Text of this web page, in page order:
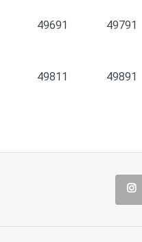
49791
49691
49891
49811